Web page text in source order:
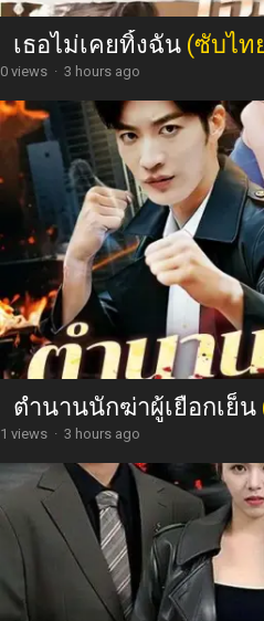
เธอไม่เคยทิ้งฉัน (ซับไท
0 views · 3 hours ago
ตำนานนักฆ่าผู้เยือกเย็น
1 views · 3 hours ago